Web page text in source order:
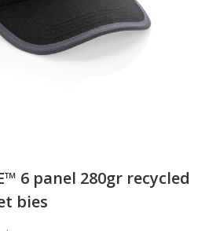
6 panel 280gr recycled
bies